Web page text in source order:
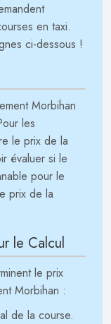
en taxi.
ci-dessous !
Morbihan
les
le prix de la
évaluer si le
pour le
prix de la
le Calcul
le prix
Morbihan :
de la course.